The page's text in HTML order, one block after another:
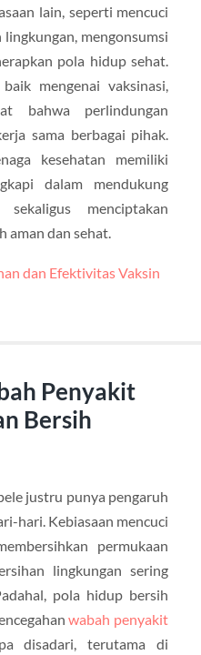
lain, seperti mencuci
mengonsumsi
pola hidup sehat.
mengenai vaksinasi,
bahwa perlindungan
sama berbagai pihak.
kesehatan memiliki
dalam mendukung
menciptakan
aman dan sehat.
dan Efektivitas Vaksin
Penyakit
Bersih
justru punya pengaruh
hari. Kebiasaan mencuci
permukaan
lingkungan sering
pola hidup bersih
wabah penyakit
disadari, terutama di